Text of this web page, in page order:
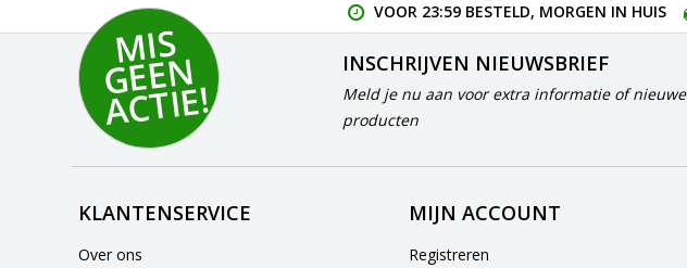
VOOR 23:59 BESTELD, MORGEN IN HUIS
MI
S
G
E
E
N
A
C
TI
E!
INSCHRIJVEN NIEUWSBRIEF
Meld je nu aan voor extra informatie of nieuwe
producten
KLANTENSERVICE
Over ons
MIJN ACCOUNT
Registreren